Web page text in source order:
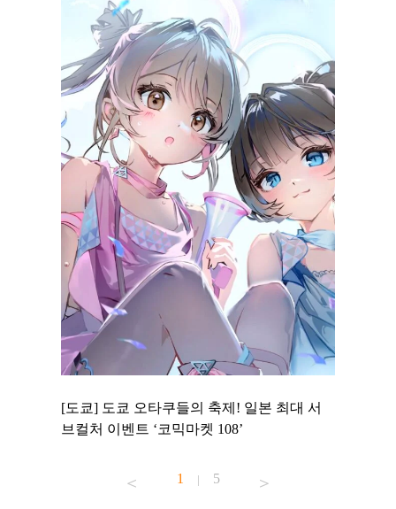
[도쿄] 도쿄 오타쿠들의 축제! 일본 최대 서
브컬처 이벤트 ‘코믹마켓 108’
1 | 5